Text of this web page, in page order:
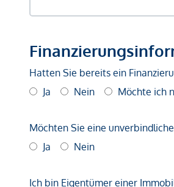
Hatten Sie bereits ein
Ja
Nein Möchte ich
Möchten Sie eine
Ja
Nein
Ich bin Eigentümer einer